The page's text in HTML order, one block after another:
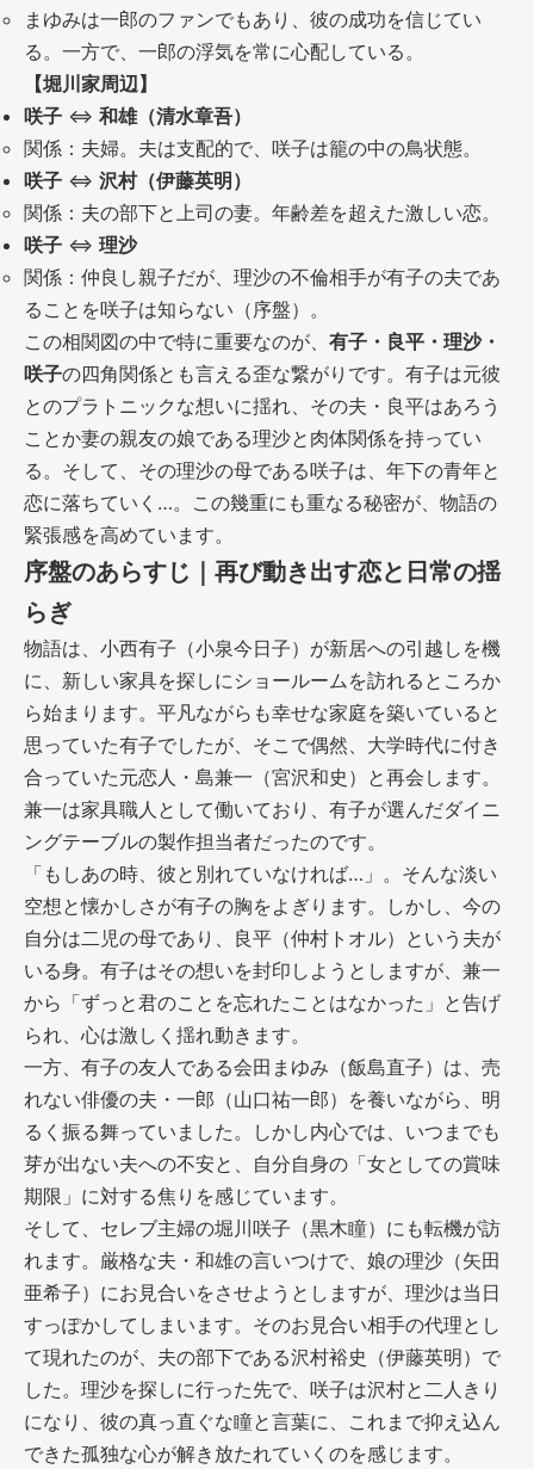
まゆみは一郎のファンでもあり、彼の成功を信じてい
る。一方で、一郎の浮気を常に心配している。
【堀川家周辺】
咲子 ⇔ 和雄（清水章吾）
関係：夫婦。夫は支配的で、咲子は籠の中の鳥状態。
咲子 ⇔ 沢村（伊藤英明）
関係：夫の部下と上司の妻。年齢差を超えた激しい恋。
咲子 ⇔ 理沙
関係：仲良し親子だが、理沙の不倫相手が有子の夫であ
ることを咲子は知らない（序盤）。
この相関図の中で特に重要なのが、 有子・良平・理沙・
咲子の四角関係とも言える歪な繋がりです。有子は元彼
とのプラトニックな想いに揺れ、その夫・良平はあろう
ことか妻の親友の娘である理沙と肉体関係を持ってい
る。そして、その理沙の母である咲子は、年下の青年と
恋に落ちていく…。この幾重にも重なる秘密が、物語の
緊張感を高めています。
序盤のあらすじ｜再び動き出す恋と日常の揺
らぎ
物語は、小西有子（小泉今日子）が新居への引越しを機
に、新しい家具を探しにショールームを訪れるところか
ら始まります。平凡ながらも幸せな家庭を築いていると
思っていた有子でしたが、そこで偶然、大学時代に付き
合っていた元恋人・島兼一（宮沢和史）と再会します。
兼一は家具職人として働いており、有子が選んだダイニ
ングテーブルの製作担当者だったのです。
「もしあの時、彼と別れていなければ…」。そんな淡い
空想と懐かしさが有子の胸をよぎります。しかし、今の
自分は二児の母であり、良平（仲村トオル）という夫が
いる身。有子はその想いを封印しようとしますが、兼一
から「ずっと君のことを忘れたことはなかった」と告げ
られ、心は激しく揺れ動きます。
一方、有子の友人である会田まゆみ（飯島直子）は、売
れない俳優の夫・一郎（山口祐一郎）を養いながら、明
るく振る舞っていました。しかし内心では、いつまでも
芽が出ない夫への不安と、自分自身の「女としての賞味
期限」に対する焦りを感じています。
そして、セレブ主婦の堀川咲子（黒木瞳）にも転機が訪
れます。厳格な夫・和雄の言いつけで、娘の理沙（矢田
亜希子）にお見合いをさせようとしますが、理沙は当日
すっぽかしてしまいます。そのお見合い相手の代理とし
て現れたのが、夫の部下である沢村裕史（伊藤英明）で
した。理沙を探しに行った先で、咲子は沢村と二人きり
になり、彼の真っ直ぐな瞳と言葉に、これまで抑え込ん
できた孤独な心が解き放たれていくのを感じます。